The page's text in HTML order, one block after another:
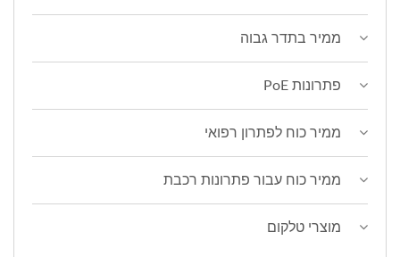
ממיר בתדר גבוה
פתרונות PoE
ממיר כוח לפתרון רפואי
ממיר כוח עבור פתרונות רכבת
מוצרי טלקום